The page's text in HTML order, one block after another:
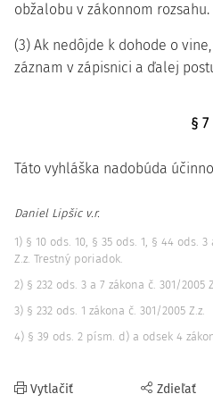
obžalobu v zákonnom rozsahu.
(3) Ak nedôjde k dohode o
záznam v zápisnici a ďalej
§ 7
Táto vyhláška nadobúda
Daniel Lipšic v.r.
1) § 10 ods. 10, § 35 ods. 1, § 44 ods.
Z.z. Trestný poriadok.
2) § 232 ods. 3 a 7 zákona č. 301/2005
3) § 232 ods. 1 zákona č. 301/2005 Z.z.
4) § 39 ods. 2 písm. d) a odsek 4
Vytlačiť Zdieľať